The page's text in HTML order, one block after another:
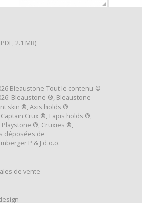
2.1 MB)
Bleaustone Tout le contenu ©
Bleaustone ®, Bleaustone
skin ®, Axis holds ®
Crux ®, Lapis holds ®,
®, Cruxies ®,
déposées de
P & J d.o.o.
de vente